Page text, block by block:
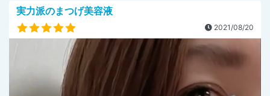
実力派のまつげ美容液
2021/08/20